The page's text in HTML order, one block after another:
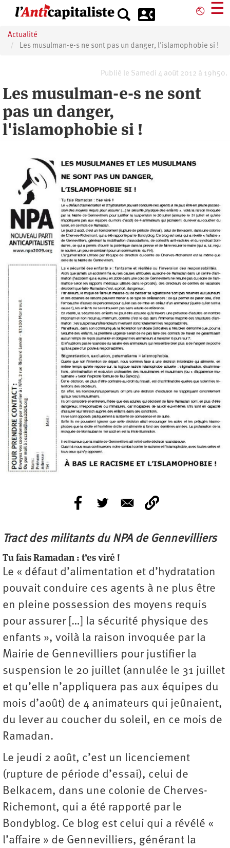
principal
⎋ ☰
Actualité
Les musulman-e-s ne sont pas un danger, l'islamophobie si !
Publié le Samedi 4 août 2012 à 19h50.
Les musulman-e-s ne sont
pas un danger,
l'islamophobie si !
Tract des militants du NPA de Gennevilliers
Tu fais Ramadan : t’es viré !
Le « défaut d’alimentation et d’hydratation
pouvait conduire ces agents à ne plus être
en pleine possession des moyens requis
pour assurer […] la sécurité physique des
enfants », voilà la raison invoquée par la
Mairie de Gennevilliers pour justifier la
suspension le 20 juillet (annulée le 31 juillet
et qu’elle n’appliquera pas aux équipes du
mois d’août) de 4 animateurs qui jeûnaient,
du lever au coucher du soleil, en ce mois de
Ramadan.
Le jeudi 2 août, c’est un licenciement
(rupture de période d’essai), celui de
Belkacem, dans une colonie de Cherves-
Richemont, qui a été rapporté par le
Bondyblog. Ce blog est celui qui a révélé «
l’affaire » de Gennevilliers, générant la